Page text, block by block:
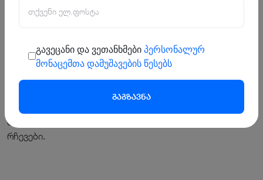
თუ გაინტერესებთ, რა ბენეფიტები აქვს AssetExplorer-ს
თქვენი ორგანიზაციისთვის, აირჩიეთ თქვენთვის
სასურველი უწყება/სექტორი და მიიღეთ შესაბამისი
რჩევები.
თქვენი ელ.ფოსტა
გავეცანი და ვეთანხმებიპერსონალურ
მონაცემთა დამუშავების წესებს